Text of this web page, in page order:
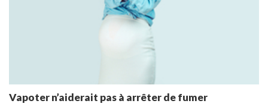
Vapoter n’aiderait pas à arrêter de fumer